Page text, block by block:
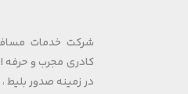
شرکت خدمات
کادری مجرب و حرفه
در زمینه صدور بلیط ،